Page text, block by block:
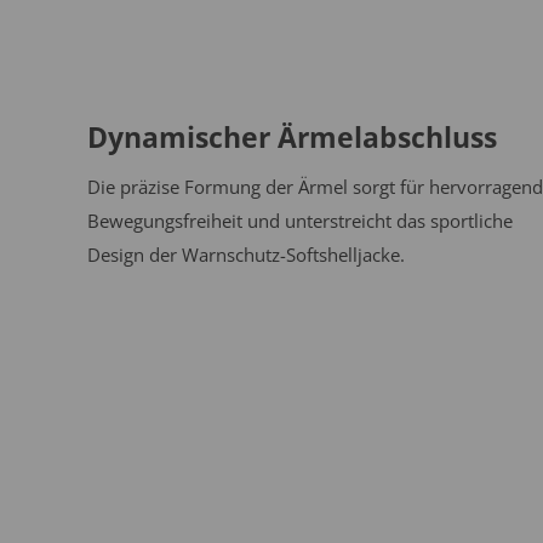
Dynamischer Ärmelabschluss
Die präzise Formung der Ärmel sorgt für
Bewegungsfreiheit und unterstreicht das sportliche
Design der Warnschutz-Softshelljacke.